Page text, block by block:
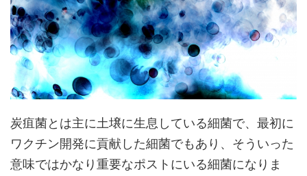
炭疽菌とは主に土壌に生息している細菌で、最初に
ワクチン開発に貢献した細菌でもあり、そういった
意味ではかなり重要なポストにいる細菌になりま